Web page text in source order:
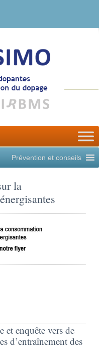
Prévention et conseils
la
et enquête vers de
d’entraînement des